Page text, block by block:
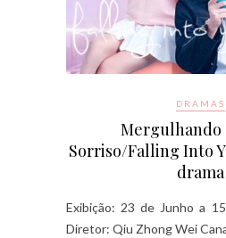
DRAMAS
Mergulhando
Sorriso/Falling Into
drama
Exibição: 23 de Junho a
Diretor: Qiu Zhong Wei